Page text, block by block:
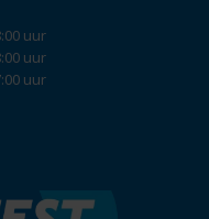
uur
uur
uur